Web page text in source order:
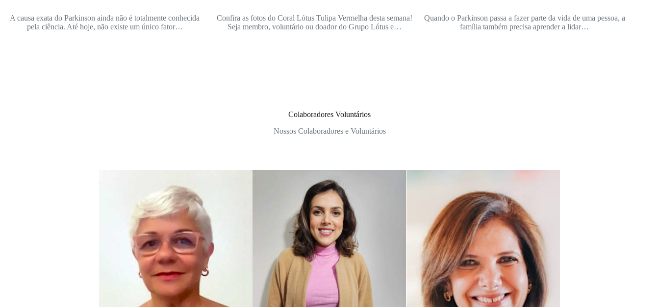
A causa exata do Parkinson ainda não é totalmente conhecida
pela ciência. Até hoje, não existe um único fator…
Confira as fotos do Coral Lótus Tulipa Vermelha desta semana!
Seja membro, voluntário ou doador do Grupo Lótus e…
Quando o Parkinson passa a fazer parte da vida de uma pessoa, a
família também precisa aprender a lidar…
Colaboradores Voluntários
Nossos Colaboradores e Voluntários